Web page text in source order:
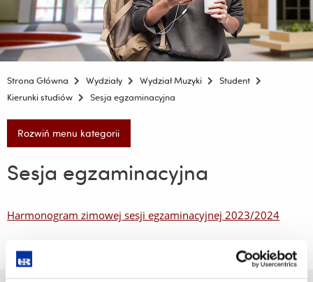
Strona Główna Wydziały Wydział Muzyki
Student
Kierunki studiów
Sesja egzaminacyjna
Rozwiń menu kategorii
Sesja egzaminacyjna
Harmonogram zimowej sesji egzaminacyjnej 2023/2024